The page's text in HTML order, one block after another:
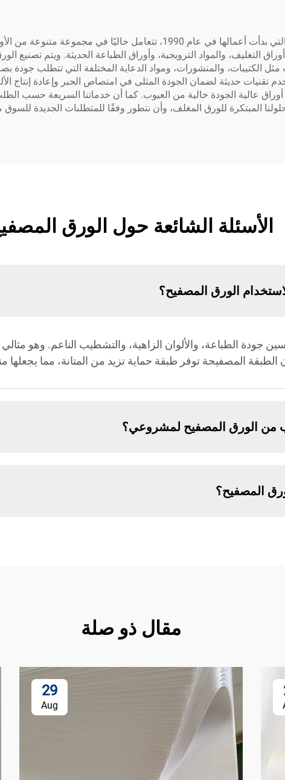
شركة شاندونغ زينفنغ للصناعات الورقية المحدودة، التي بدأت أعمالها في
التغليف، والمواد الترويجية، وأوراق الطباعة الحديثة. ويتم تصنيع
مثل الكتيبات، والمنشورات، ومواد الدعاية المختلفة التي تتطلب جودة
تقنيات حديثة لضمان الجودة المثلى في امتصاص الحبر وإعادة إنتاج
أوراق عالية الجودة خالية من العيوب. كما أن خدماتنا السريعة حسب
المبتكرة للورق المغلف، وأن نتطور وفقًا للمتطلبات الجديدة للسوق
الأسئلة الشائعة حول الورق
الورق المصفيح؟
جودة الطباعة، والألوان الزاهية، والتشطيب الناعم. وهو
الطبقة المصفيحة توفر طبقة حماية تزيد من المتانة، مما يجعلها
من الورق المصفيح لمشروعي؟
المصفيح؟
مقال ذو صلة
29
Aug